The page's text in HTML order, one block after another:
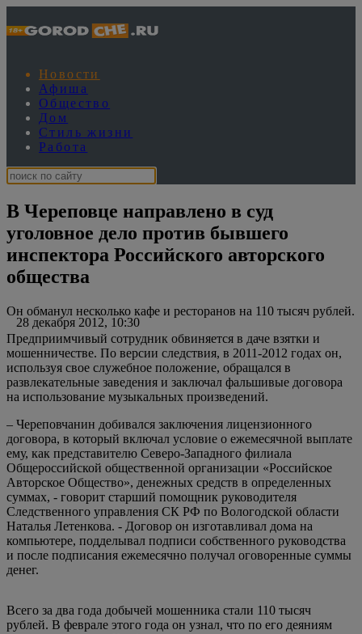
Новости
Афиша
Общество
Дом
Стиль жизни
Работа
В Череповце направлено в суд
уголовное дело против бывшего
инспектора Российского авторского
общества
28 декабря 2012, 10:30
Он обманул несколько кафе и ресторанов на 110 тысяч рублей.
Предприимчивый сотрудник обвиняется в даче взятки и
мошенничестве. По версии следствия, в 2011-2012 годах он,
используя свое служебное положение, обращался в
развлекательные заведения и заключал фальшивые договора
на использование музыкальных произведений.
– Череповчанин добивался заключения лицензионного
договора, в который включал условие о ежемесячной выплате
ему, как представителю Северо-Западного филиала
Общероссийской общественной организации «Российское
Авторское Общество», денежных средств в определенных
суммах, - говорит старший помощник руководителя
Следственного управления СК РФ по Вологодской области
Наталья Летенкова. - Договор он изготавливал дома на
компьютере, подделывал подписи собственного руководства
и после подписания ежемесячно получал оговоренные суммы
денег.
Всего за два года добычей мошенника стали 110 тысяч
рублей. В феврале этого года он узнал, что по его деяниям